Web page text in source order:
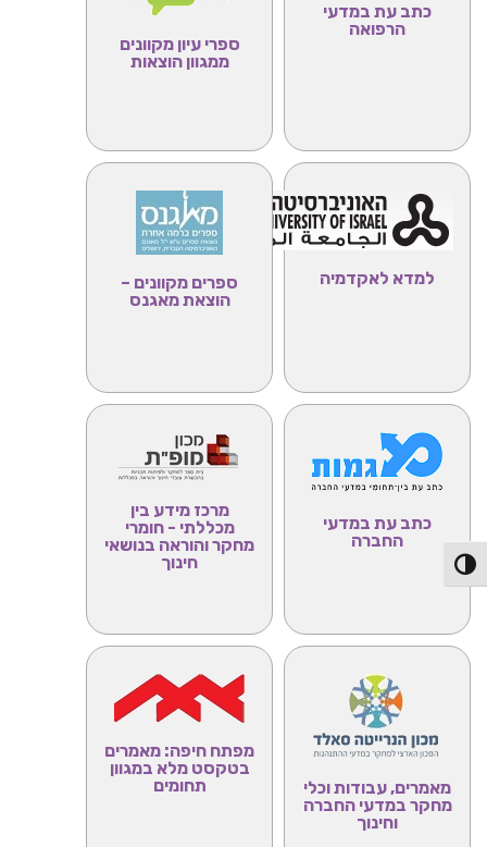
הפעל/כבה ניגודיות גבוהה
כתב עת במדעי
הרפואה
ספרי עיון מקוונים
ממגוון הוצאות
למדא לאקדמיה
ספרים מקוונים –
הוצאת מאגנס
כתב עת במדעי
החברה
מרכז מידע בין
מכללתי - חומרי
מחקר והוראה בנושאי
חינוך
מאמרים, עבודות וכלי
מחקר במדעי החברה
וחינוך
מפתח חיפה: מאמרים
בטקסט מלא במגוון
תחומים